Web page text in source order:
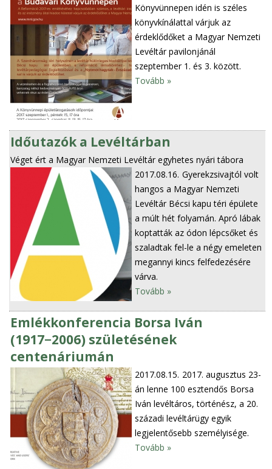
Könyvünnepen idén is széles
könyvkínálattal várjuk az
érdeklődőket a Magyar Nemzeti
Levéltár pavilonjánál
szeptember 1. és 3. között.
Tovább »
Időutazók a Levéltárban
Véget ért a Magyar Nemzeti Levéltár egyhetes nyári tábora
2017.08.16. Gyerekzsivajtól volt
hangos a Magyar Nemzeti
Levéltár Bécsi kapu téri épülete
a múlt hét folyamán. Apró lábak
koptatták az ódon lépcsőket és
szaladtak fel-le a négy emeleten
megannyi kincs felfedezésére
várva.
Tovább »
Emlékkonferencia Borsa Iván
(1917−2006) születésének
centenáriumán
2017.08.15. 2017. augusztus 23-
án lenne 100 esztendős Borsa
Iván levéltáros, történész, a 20.
századi levéltárügy egyik
legjelentősebb személyisége.
Tovább »